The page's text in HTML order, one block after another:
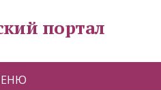
портал